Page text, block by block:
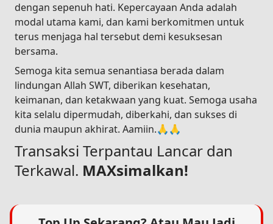
dengan sepenuh hati. Kepercayaan Anda adalah
modal utama kami, dan kami berkomitmen untuk
terus menjaga hal tersebut demi kesuksesan
bersama.
Semoga kita semua senantiasa berada dalam
lindungan Allah SWT, diberikan kesehatan,
keimanan, dan ketakwaan yang kuat. Semoga usaha
kita selalu dipermudah, diberkahi, dan sukses di
dunia maupun akhirat. Aamiin.🙏🙏
Transaksi Terpantau Lancar dan
Terkawal. MAXsimalkan!